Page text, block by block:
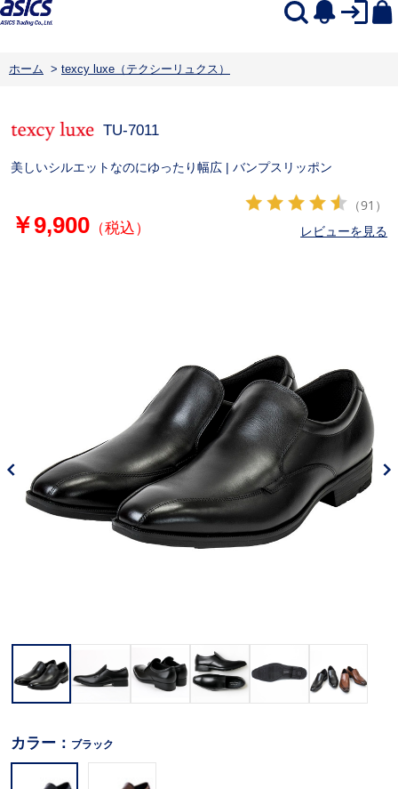
ホーム > texcy luxe（テクシーリュクス）
TU-7011
美しいシルエットなのにゆったり幅広 | バンプスリッポン
￥9,900（税込）
（91）
レビューを見る
カラー： ブラック